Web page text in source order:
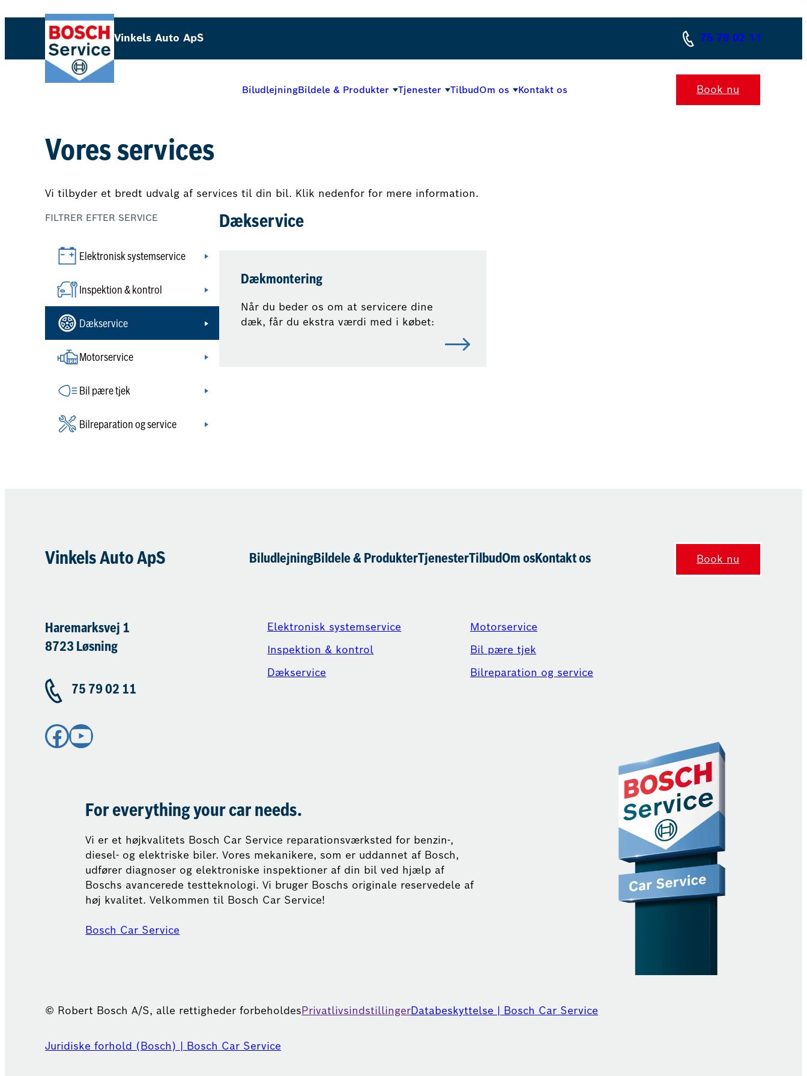
Vinkels Auto ApS 75 79 02 11
BiludlejningBildele & Produkter Tjenester TilbudOm os Kontakt os Book nu
Vores services
Vi tilbyder et bredt udvalg af services til din bil. Klik nedenfor for mere information.
FILTRER EFTER SERVICE
Elektronisk systemservice
Inspektion & kontrol
Dækservice
Motorservice
Bil pære tjek
Bilreparation og service
Dækservice
Dækmontering
Når du beder os om at servicere dine
dæk, får du ekstra værdi med i købet:
Vinkels Auto ApS BiludlejningBildele & ProdukterTjenesterTilbudOm osKontakt os Book nu
Haremarksvej 1
8723 Løsning
75 79 02 11
Facebook YouTube
Elektronisk systemservice
Inspektion & kontrol
Dækservice
Motorservice
Bil pære tjek
Bilreparation og service
For everything your car needs.
Vi er et højkvalitets Bosch Car Service reparationsværksted for benzin-,
diesel- og elektriske biler. Vores mekanikere, som er uddannet af Bosch,
udfører diagnoser og elektroniske inspektioner af din bil ved hjælp af
Boschs avancerede testteknologi. Vi bruger Boschs originale reservedele af
høj kvalitet. Velkommen til Bosch Car Service!
Bosch Car Service
© Robert Bosch A/S, alle rettigheder forbeholdesPrivatlivsindstillingerDatabeskyttelse | Bosch Car Service
Juridiske forhold (Bosch) | Bosch Car Service